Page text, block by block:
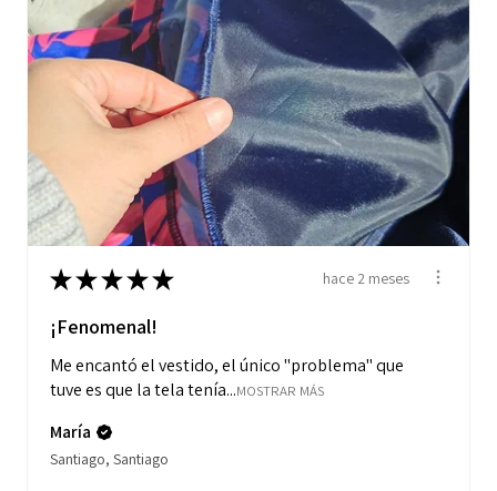
★★★★★ hace 2 meses
¡Fenomenal!
Me encantó el vestido, el único "problema" que
tuve es que la tela tenía...MOSTRAR MÁS
María
Santiago, Santiago